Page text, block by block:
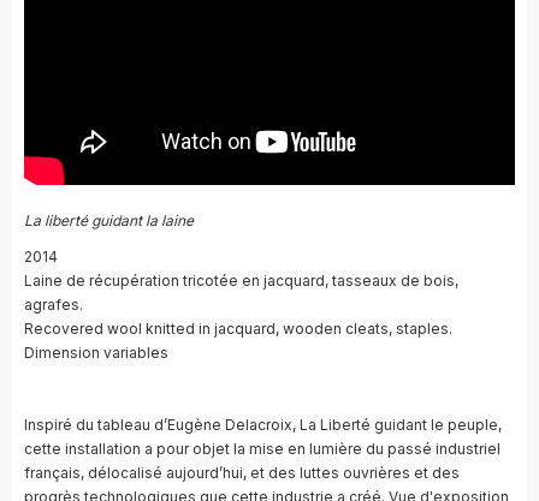
La liberté guidant la laine
2014
Laine de récupération tricotée en jacquard, tasseaux de bois,
agrafes.
Recovered wool knitted in jacquard, wooden cleats, staples.
Dimension variables
Inspiré du tableau d’Eugène Delacroix, La Liberté guidant le peuple,
cette installation a pour objet la mise en lumière du passé industriel
français, délocalisé aujourd’hui, et des luttes ouvrières et des
progrès technologiques que cette industrie a créé. Vue d'exposition